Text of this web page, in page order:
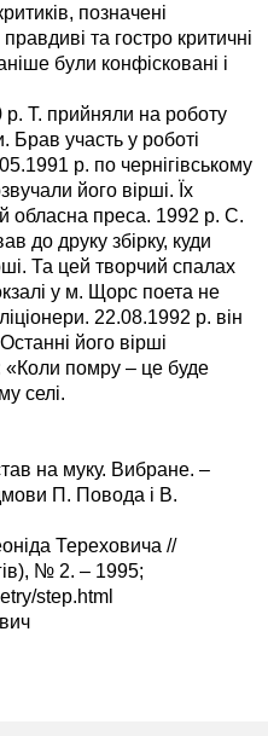
позначені
та гостро критичні
були конфісковані і
Т. прийняли на роботу
Брав участь у роботі
р. по чернігівському
його вірші. Їх
обласна преса. 1992 р. С.
до друку збірку, куди
Та цей творчий спалах
у м. Щорс поета не
22.08.1992 р. він
його вірші
«Коли помру – це буде
селі.
на муку. Вибране. –
П. Повода і В.
Тереховича //
№ 2. – 1995;
step.html